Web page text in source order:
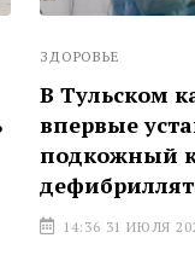
ЗДОРОВЬЕ
В Тульском
впервые
подкожный
дефибриллятор
14:36 31 ИЮЛЯ 2026